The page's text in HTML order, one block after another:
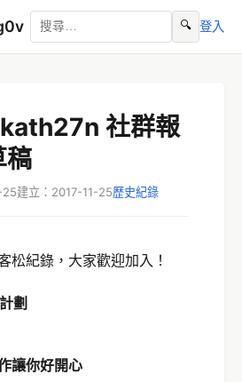
🔍 登入
社群報
稿
25建立：2017-11-25歷史紀錄
松紀錄，大家歡迎加入！
劃
讓你好開心